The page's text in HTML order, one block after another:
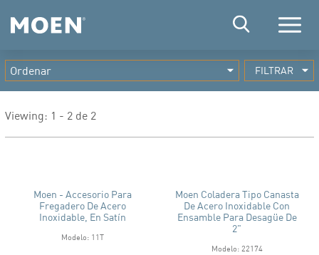
Menú
FILTRAR
Viewing: 1 - 2 de 2
Moen - Accesorio Para
Fregadero De Acero
Inoxidable, En Satín
Modelo: 11T
Moen Coladera Tipo Canasta
De Acero Inoxidable Con
Ensamble Para Desagüe De
2"
Modelo: 22174